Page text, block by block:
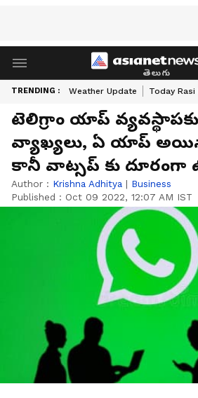
తెలుగు
TRENDING : Weather Update Today Rasi
టెలిగ్రాం యాప్
వ్యాఖ్యలు, ఏ యాప్
కానీ వాట్సప్ కు దూరంగా
Author : Krishna Adhitya | Business
Published : Oct 09 2022, 12:07 AM IST